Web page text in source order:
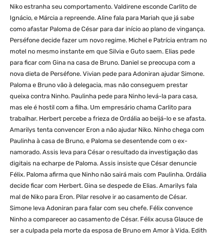
Niko estranha seu comportamento. Valdirene esconde Carlito de
Ignácio, e Márcia a repreende. Aline fala para Mariah que já sabe
como afastar Paloma de César para dar início ao plano de vingança.
Perséfone decide fazer um novo regime. Michel e Patrícia entram no
motel no mesmo instante em que Silvia e Guto saem. Elias pede
para ficar com Gina na casa de Bruno. Daniel se preocupa com a
nova dieta de Perséfone. Vivian pede para Adoniran ajudar Simone.
Paloma e Bruno vão à delegacia, mas não conseguem prestar
queixa contra Ninho. Paulinha pede para Ninho levá-la para casa,
mas ele é hostil com a filha. Um empresário chama Carlito para
trabalhar. Herbert percebe a frieza de Ordália ao beijá-lo e se afasta.
Amarilys tenta convencer Eron a não ajudar Niko. Ninho chega com
Paulinha à casa de Bruno, e Paloma se desentende com o ex-
namorado. Assis leva para César o resultado da investigação das
digitais na echarpe de Paloma. Assis insiste que César denuncie
Félix. Paloma afirma que Ninho não sairá mais com Paulinha. Ordália
decide ficar com Herbert. Gina se despede de Elias. Amarilys fala
mal de Niko para Eron. Pilar resolve ir ao casamento de César.
Simone leva Adoniran para falar com seu chefe. Félix convence
Ninho a comparecer ao casamento de César. Félix acusa Glauce de
ser a culpada pela morte da esposa de Bruno em Amor à Vida. Edith